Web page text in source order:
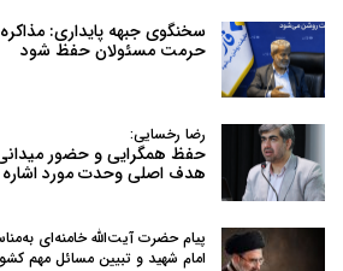
سخنگوی جبهه پایداری: مذاکره
حرمت مسئولان حفظ شود
رضا رخسایی:
حفظ همگرایی و حضور
هدف اصلی وحدت مورد اشاره
پیام حضرت آیت‌الله خامنه‌ای
امام شهید و تبیین مسائل مهم